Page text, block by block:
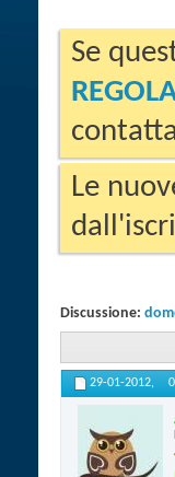
Se
Le
Discussione:
29-01-2012,